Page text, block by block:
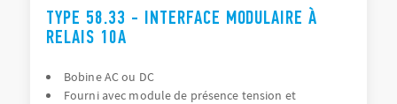
TYPE 58.33 - INTERFACE MODULAIRE À
RELAIS 10A
Bobine AC ou DC
Fourni avec module de présence tension et